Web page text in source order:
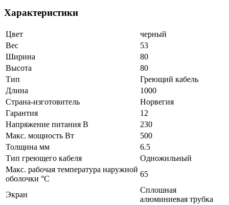
Характеристики
Цвет
черный
Вес
53
Ширина
80
Высота
80
Тип
Греющий кабель
Длина
1000
Страна-изготовитель
Норвегия
Гарантия
12
Напряжение питания В
230
Макс. мощность Вт
500
Толщина мм
6.5
Тип греющего кабеля
Одножильный
Макс. рабочая температура наружной
оболочки °С
65
Экран
Сплошная
алюминиевая трубка